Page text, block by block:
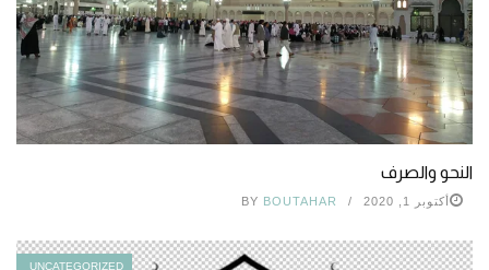
النحو والصرف
أكتوبر 1, 2020 BY BOUTAHAR
UNCATEGORIZED